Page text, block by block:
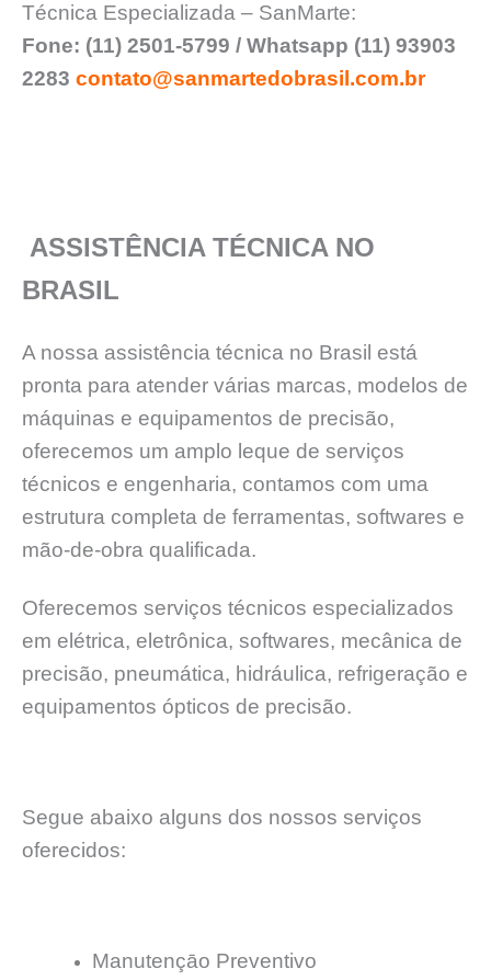
Técnica Especializada – SanMarte:
Fone: (11) 2501-5799 / Whatsapp (11) 93903
2283 contato@sanmartedobrasil.com.br
ASSISTÊNCIA TÉCNICA NO
BRASIL
A nossa assistência técnica no Brasil está
pronta para atender várias marcas, modelos de
máquinas e equipamentos de precisão,
oferecemos um amplo leque de serviços
técnicos e engenharia, contamos com uma
estrutura completa de ferramentas, softwares e
mão-de-obra qualificada.
Oferecemos serviços técnicos especializados
em elétrica, eletrônica, softwares, mecânica de
precisão, pneumática, hidráulica, refrigeração e
equipamentos ópticos de precisão.
Segue abaixo alguns dos nossos serviços
oferecidos:
Manutençāo Preventivo